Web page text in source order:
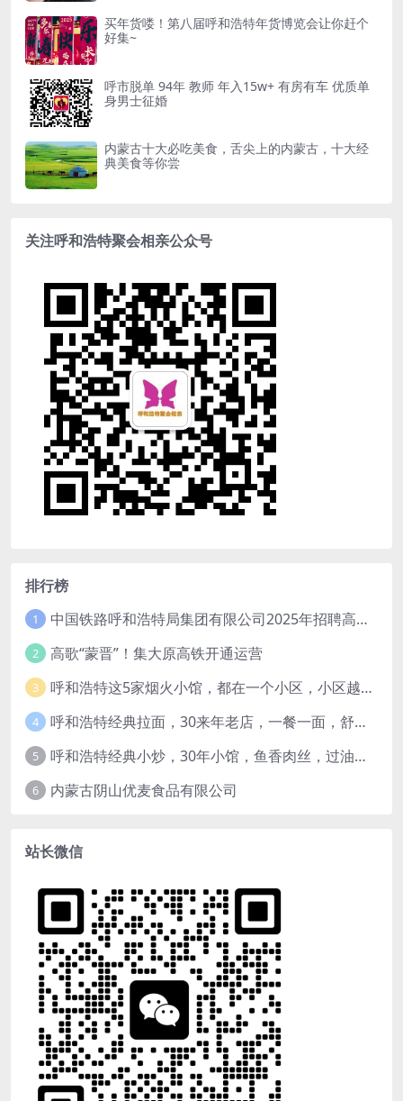
买年货喽！第八届呼和浩特年货博览会让你赶个
好集~
呼市脱单 94年 教师 年入15w+ 有房有车 优质单
身男士征婚
内蒙古十大必吃美食，舌尖上的内蒙古，十大经
典美食等你尝
关注呼和浩特聚会相亲公众号
排行榜
1 中国铁路呼和浩特局集团有限公司2025年招聘高校毕业生公告（1月15日截止）
2 高歌“蒙晋”！集大原高铁开通运营
3 呼和浩特这5家烟火小馆，都在一个小区，小区越老，小店“越破”，越有味道
4 呼和浩特经典拉面，30来年老店，一餐一面，舒服！
5 呼和浩特经典小炒，30年小馆，鱼香肉丝，过油肉土豆片，干炸里脊，全了！
6 内蒙古阴山优麦食品有限公司
站长微信